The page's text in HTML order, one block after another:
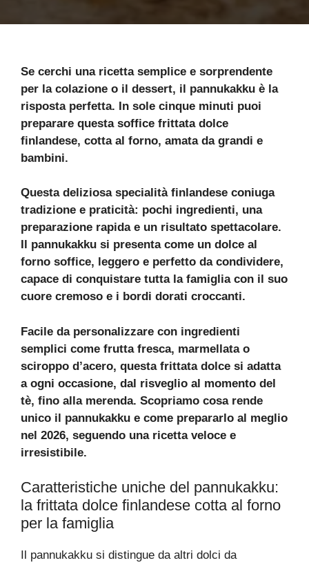
Se cerchi una ricetta semplice e sorprendente
per la colazione o il dessert, il pannukakku è la
risposta perfetta. In sole cinque minuti puoi
preparare questa soffice frittata dolce
finlandese, cotta al forno, amata da grandi e
bambini.
Questa deliziosa specialità finlandese coniuga
tradizione e praticità: pochi ingredienti, una
preparazione rapida e un risultato spettacolare.
Il pannukakku si presenta come un dolce al
forno soffice, leggero e perfetto da condividere,
capace di conquistare tutta la famiglia con il suo
cuore cremoso e i bordi dorati croccanti.
Facile da personalizzare con ingredienti
semplici come frutta fresca, marmellata o
sciroppo d’acero, questa frittata dolce si adatta
a ogni occasione, dal risveglio al momento del
tè, fino alla merenda. Scopriamo cosa rende
unico il pannukakku e come prepararlo al meglio
nel 2026, seguendo una ricetta veloce e
irresistibile.
Caratteristiche uniche del pannukakku:
la frittata dolce finlandese cotta al forno
per la famiglia
Il pannukakku si distingue da altri dolci da